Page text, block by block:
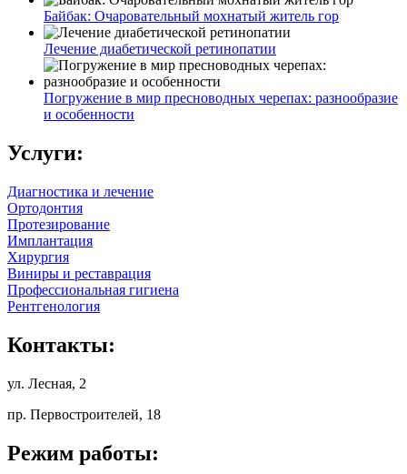
Байбак: Очаровательный мохнатый житель гор
Лечение диабетической ретинопатии
Погружение в мир пресноводных черепах: разнообразие
и особенности
Услуги:
Диагностика и лечение
Ортодонтия
Протезирование
Имплантация
Хирургия
Виниры и реставрация
Профессиональная гигиена
Рентгенология
Контакты:
ул. Лесная, 2
пр. Первостроителей, 18
Режим работы: